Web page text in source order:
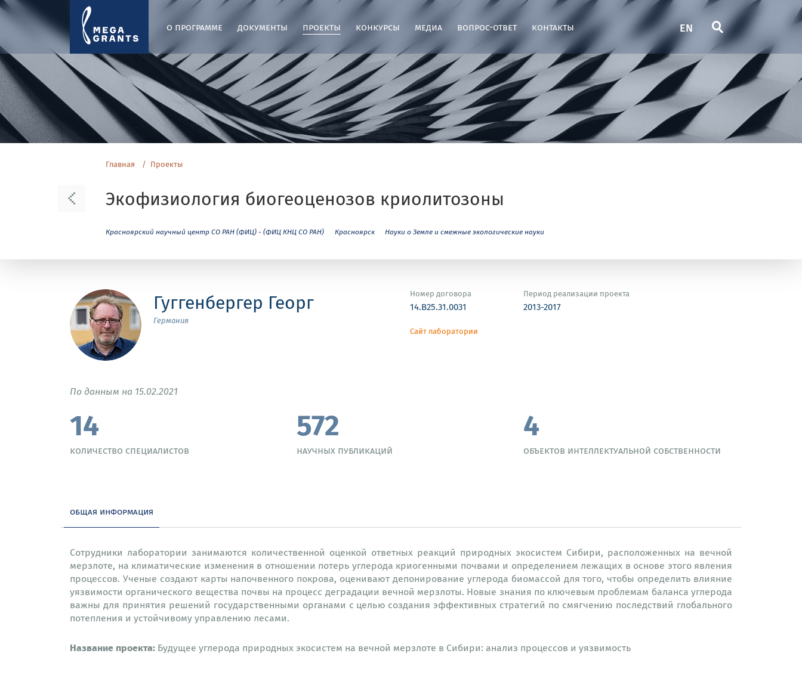
о программе документы проекты конкурсы медиа вопрос-ответ контакты EN
Главная Проекты
Экофизиология биогеоценозов криолитозоны
Красноярский научный центр СО РАН (ФИЦ) - (ФИЦ КНЦ СО РАН) Красноярск Науки о Земле и смежные экологические науки
Гуггенбергер Георг
Германия
Номер договора
14.B25.31.0031
Период реализации проекта
2013-2017
Сайт лаборатории
По данным на 15.02.2021
14
количество специалистов
572
научных публикаций
4
объектов интеллектуальной собственности
общая информация
Сотрудники лаборатории занимаются количественной оценкой ответных реакций природных экосистем Сибири, расположенных на вечной
мерзлоте, на климатические изменения в отношении потерь углерода криогенными почвами и определением лежащих в основе этого явления
процессов. Ученые создают карты напочвенного покрова, оценивают депонирование углерода биомассой для того, чтобы определить влияние
уязвимости органического вещества почвы на процесс деградации вечной мерзлоты. Новые знания по ключевым проблемам баланса углерода
важны для принятия решений государственными органами с целью создания эффективных стратегий по смягчению последствий глобального
потепления и устойчивому управлению лесами.
Название проекта: Будущее углерода природных экосистем на вечной мерзлоте в Сибири: анализ процессов и уязвимость